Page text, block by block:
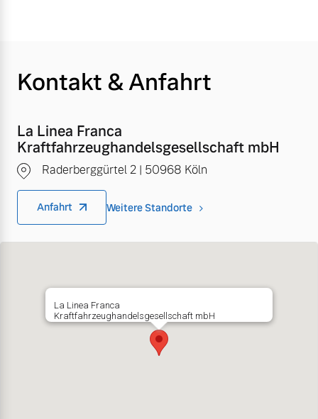
Kontakt & Anfahrt
La Linea Franca
Kraftfahrzeughandelsgesellschaft mbH
Raderberggürtel 2 | 50968 Köln
Anfahrt Weitere Standorte
La Linea Franca
Kraftfahrzeughandelsgesellschaft mbH